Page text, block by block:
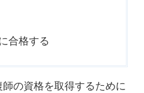
合格する
の資格を取得するために